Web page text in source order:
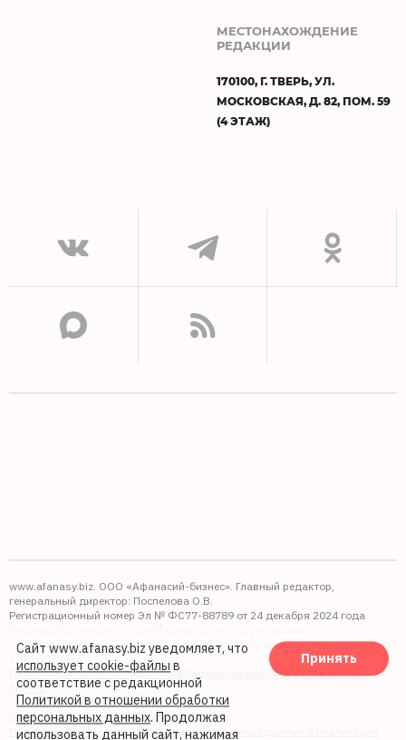
МЕСТОНАХОЖДЕНИЕ
РЕДАКЦИИ
170100, Г. ТВЕРЬ, УЛ.
МОСКОВСКАЯ, Д. 82, ПОМ. 59
(4 ЭТАЖ)
www.afanasy.biz. ООО «Афанасий-бизнес». Главный редактор,
генеральный директор: Поспелова О.В.
Регистрационный номер Эл № ФС77-88789 от 24 декабря 2024 года
Выдано: Федеральная служба по надзору в сфере связи,
информационных технологий и массовых коммуникаций (Роскомнадзор).
Правопреемником АО "Афанасий-бизнес" является ООО "Афанасий-
бизнес"
Политика обработки файлов cookie
Политика в отношении обработки персональных данных и реализации
Сайт www.afanasy.biz уведомляет, что
использует cookie-файлы в
соответствие с редакционной
Политикой в отношении обработки
персональных данных. Продолжая
использовать данный сайт, нажимая
Принять